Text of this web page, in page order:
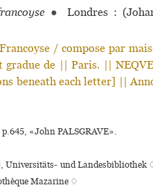
●
Londres :
/ com­pose par
de || Paris. ||
beneath each letter] ||
«John PALSGRAVE».
Universitäts- und Landesbibliothek
Mazarine ♢